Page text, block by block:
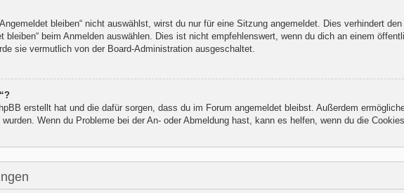
bleiben“ nicht auswählst, wirst du nur für eine Sitzung angemeldet. Dies verhindert
bleiben“ beim Anmelden auswählen. Dies ist nicht empfehlenswert, wenn du dich an einem
sie vermutlich von der Board-Administration ausgeschaltet.
erstellt hat und die dafür sorgen, dass du im Forum angemeldet bleibst. Außerdem
Wenn du Probleme bei der An- oder Abmeldung hast, kann es helfen, wenn du die